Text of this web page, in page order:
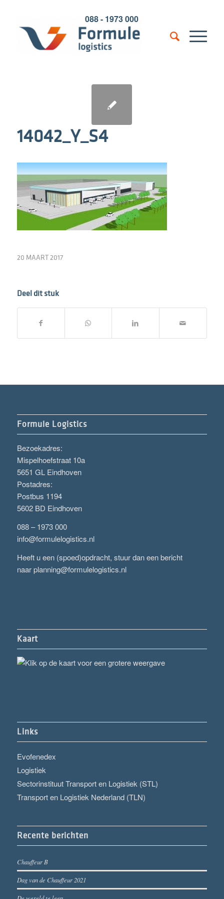
088 - 1973 000
14042_Y_S4
20 MAART 2017
Deel dit stuk
Formule Logistics
Bezoekadres:
Mispelhoefstraat 10a
5651 GL Eindhoven
Postadres:
Postbus 1194
5602 BD Eindhoven
088 – 1973 000
info@formulelogistics.nl
Heeft u een (spoed)opdracht, stuur dan een bericht
naarplanning@formulelogistics.nl
Kaart
Links
Evofenedex
Logistiek
Sectorinstituut Transport en Logistiek (STL)
Transport en Logistiek Nederland (TLN)
Recente berichten
Chauffeur B
Dag van de Chauffeur 2021